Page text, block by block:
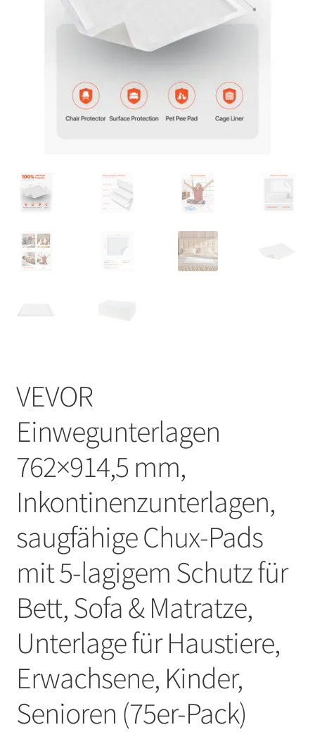
VEVOR
Einwegunterlagen
762×914,5 mm,
Inkontinenzunterlagen,
saugfähige Chux-Pads
mit 5-lagigem Schutz für
Bett, Sofa & Matratze,
Unterlage für Haustiere,
Erwachsene, Kinder,
Senioren (75er-Pack)